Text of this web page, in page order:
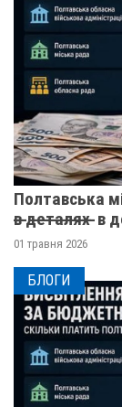
Полтавська
в̶ ̶д̶е̶т̶а̶л̶я̶х̶ ̶ в
01 травня 2026
БЛОГИ